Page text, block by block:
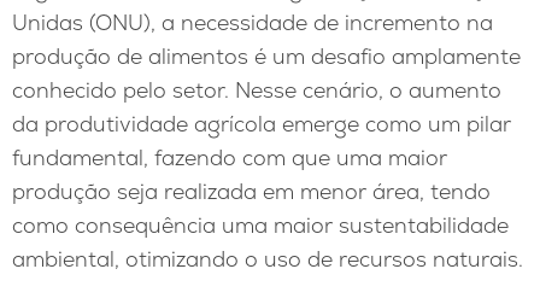
Unidas (ONU), a necessidade de incremento na
produção de alimentos é um desafio amplamente
conhecido pelo setor. Nesse cenário, o aumento
da produtividade agrícola emerge como um pilar
fundamental, fazendo com que uma maior
produção seja realizada em menor área, tendo
como consequência uma maior sustentabilidade
ambiental, otimizando o uso de recursos naturais.